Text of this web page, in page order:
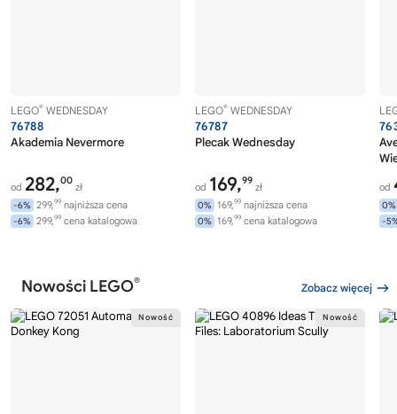
LEGO® WEDNESDAY
76788
Akademia Nevermore
od 282,00
zł
-6% 299,99 najniższa cena
-6% 299,99 cena katalogowa
LEGO® WEDNESDAY
76787
Plecak Wednesday
od 169,99
zł
0% 169,99 najniższa cena
0% 169,99 cena katalogowa
od
0%
-
Nowości LEGO® Zobacz więcej